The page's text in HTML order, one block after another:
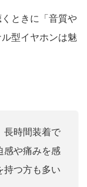
ときに「音質や
型イヤホンは魅
長時間装着で
感や痛みを感
持つ方も多い